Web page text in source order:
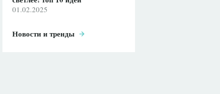
01.02.2025
Новости и тренды